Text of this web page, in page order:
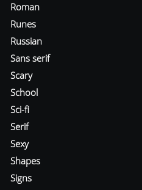
Roman
Runes
Russian
Sans serif
Scary
School
Sci-fi
Serif
Sexy
Shapes
Signs